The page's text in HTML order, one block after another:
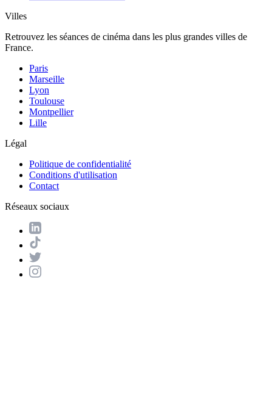
Villes
Retrouvez les séances de cinéma dans les plus grandes villes de
France.
Paris
Marseille
Lyon
Toulouse
Montpellier
Lille
Légal
Politique de confidentialité
Conditions d'utilisation
Contact
Réseaux sociaux